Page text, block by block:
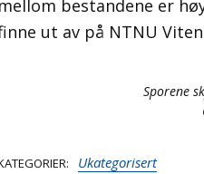
mellom bestandene er
ut av på NTNU
Sporene
Ukategorisert